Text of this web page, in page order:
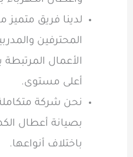
لدينا فريق متميز
المحترفين
الأعمال المرتبطة
أعلى مستوى.
نحن شركة
بصيانة أعطال
باختلاف أنواعها.